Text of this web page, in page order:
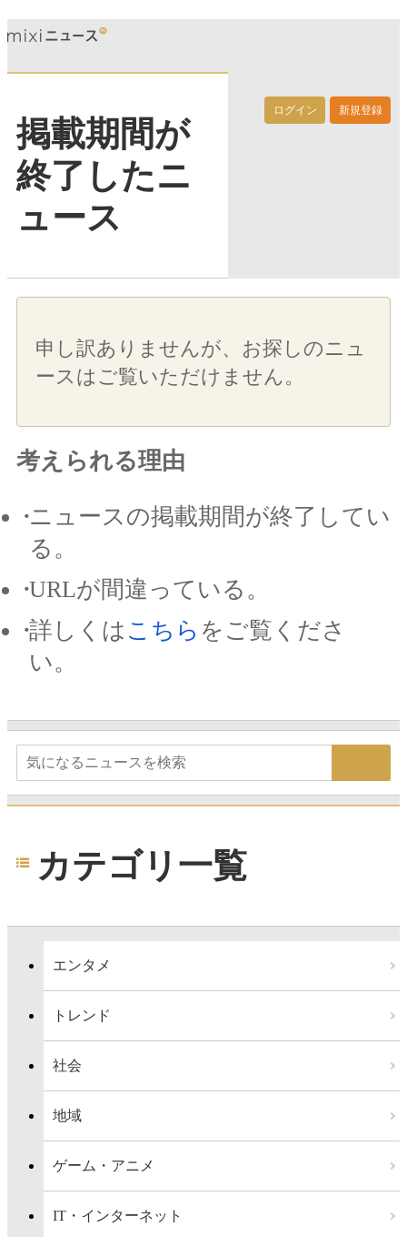
ログイン 新規登録
掲載期間が
終了したニ
ュース
申し訳ありませんが、お探しのニュ
ースはご覧いただけません。
考えられる理由
ニュースの掲載期間が終了してい
る。
URLが間違っている。
詳しくは こちら をご覧くださ
い。
カテゴリ一覧
エンタメ
トレンド
社会
地域
ゲーム・アニメ
IT・インターネット